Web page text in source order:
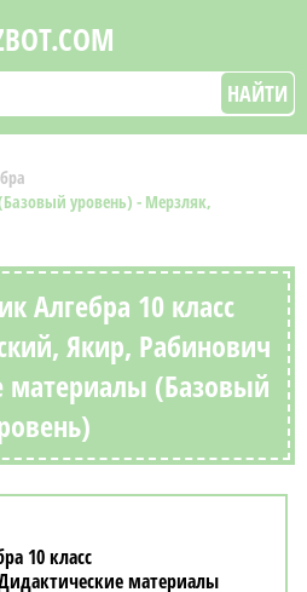
НАЙТИ
уровень) - Мерзляк,
Алгебра 10 класс
Якир, Рабинович
материалы (Базовый
10 класс
материалы